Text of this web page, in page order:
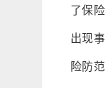
了保
出现
险防